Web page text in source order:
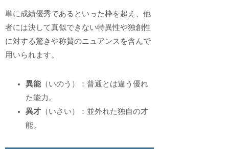
単に成績優秀であるといった枠を超え、他
者には決して真似できない特異性や独創性
に対する驚きや称賛のニュアンスを含んで
用いられます。
異能（いのう）：普通とは違う優れ
た能力。
異才 （いさい）：並外れた独自の才
能。